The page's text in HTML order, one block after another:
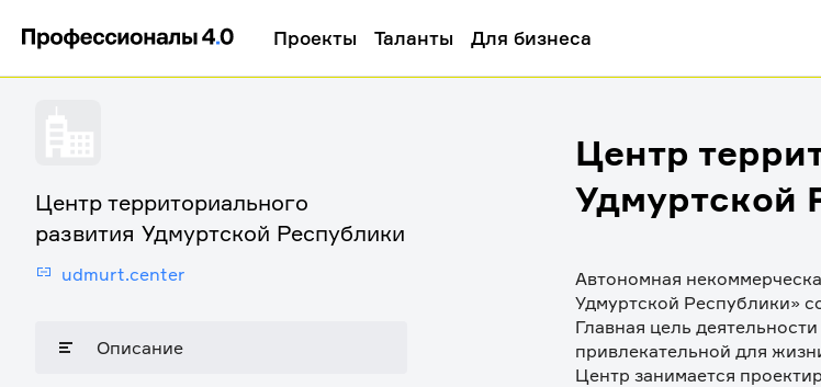
Проекты Таланты Для бизнеса
Центр территориального
развития Удмуртской Республики
udmurt.center
Описание
Центр
Удмуртской
Автономная
Удмуртской Республики»
Главная цель
привлекательной для
Центр занимается